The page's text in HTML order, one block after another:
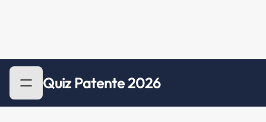
Quiz Patente 2026